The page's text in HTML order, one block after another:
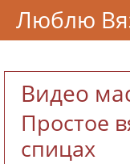
Видео
Простое
спицах
Люблю